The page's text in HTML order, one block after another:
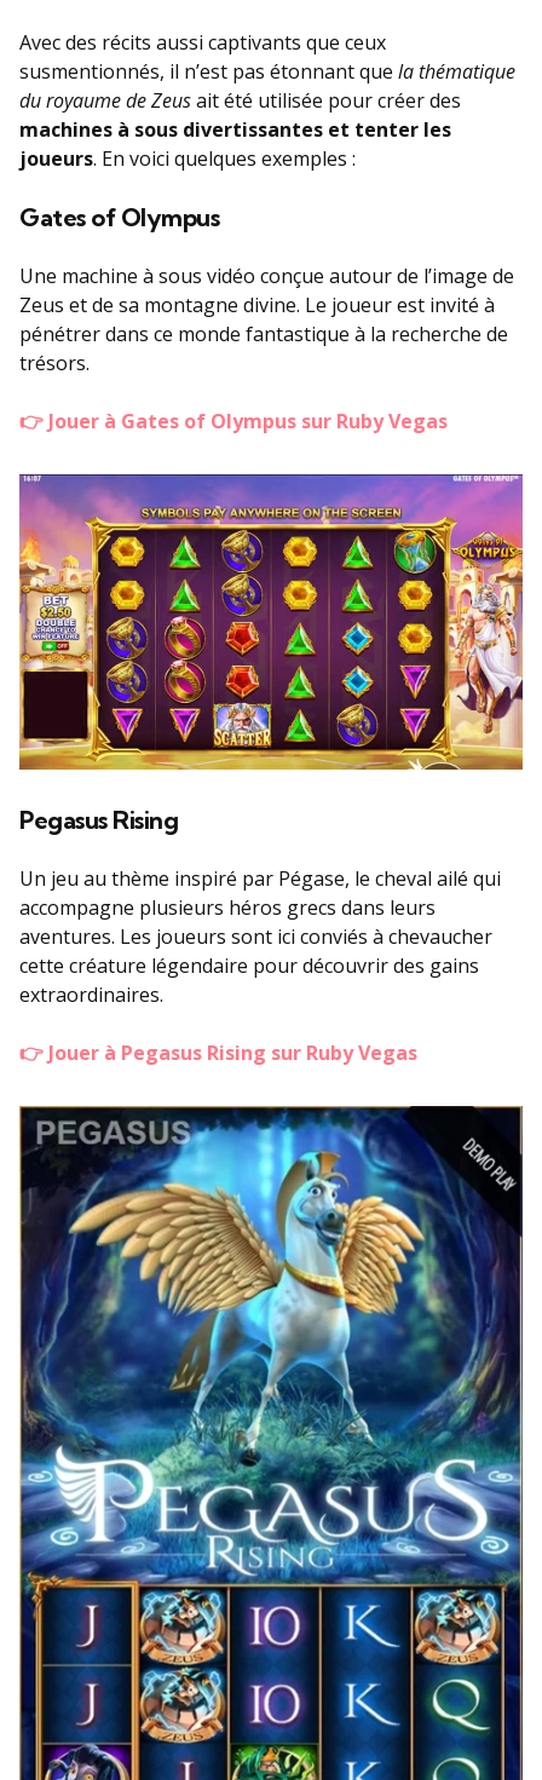
Avec des récits aussi captivants que ceux
susmentionnés, il n’est pas étonnant que la thématique
du royaume de Zeusait été utilisée pour créer des
machines à sous divertissantes et tenter les
joueurs. En voici quelques exemples :
Gates of Olympus
Une machine à sous vidéo conçue autour de l’image de
Zeus et de sa montagne divine. Le joueur est invité à
pénétrer dans ce monde fantastique à la recherche de
trésors.
👉 Jouer à Gates of Olympus sur Ruby Vegas
Pegasus Rising
Un jeu au thème inspiré par Pégase, le cheval ailé qui
accompagne plusieurs héros grecs dans leurs
aventures. Les joueurs sont ici conviés à chevaucher
cette créature légendaire pour découvrir des gains
extraordinaires.
👉 Jouer à Pegasus Rising sur Ruby Vegas